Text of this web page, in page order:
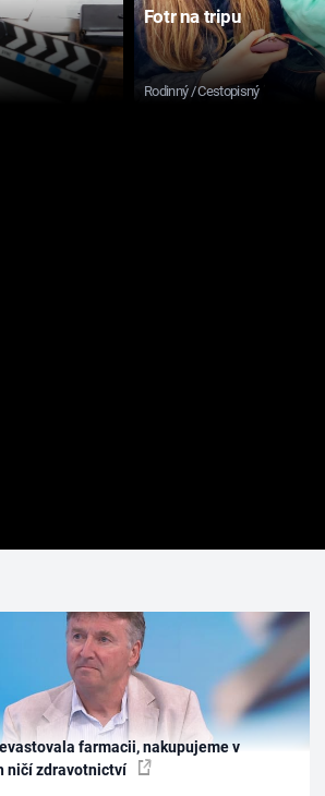
Fotr na tripu
Rodinný / Cestopisný
farmacii, nakupujeme v
ničí zdravotnictví